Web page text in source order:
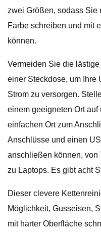
zwei Größen, sodass Sie
Farbe schreiben und mit
können.
Vermeiden Sie die
einer Steckdose, um Ihre
Strom zu versorgen.
einem geeigneten Ort
einfachen Ort zum
Anschlüsse und einen
anschließen können, von
zu Laptops. Es gibt acht
Dieser clevere
Möglichkeit, Gusseisen,
mit harter Oberfläche